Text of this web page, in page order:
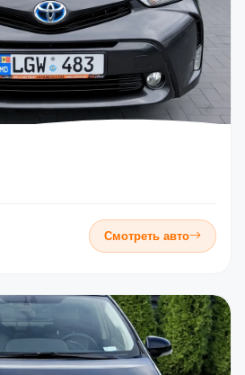
Смотреть авто